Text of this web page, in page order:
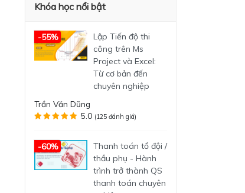
Khóa học nổi bật
-55%
Lập Tiến độ thi
công trên Ms
Project và Excel:
Từ cơ bản đến
chuyên nghiệp
Trần Văn Dũng
5.0 (125 đánh giá)
-60%
Thanh toán tổ đội /
thầu phụ - Hành
trình trở thành QS
thanh toán chuyên